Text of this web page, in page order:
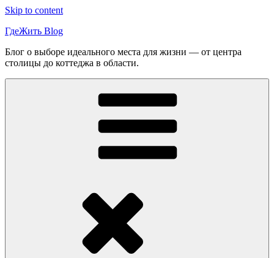
Skip to content
ГдеЖить Blog
Блог о выборе идеального места для жизни — от центра
столицы до коттеджа в области.